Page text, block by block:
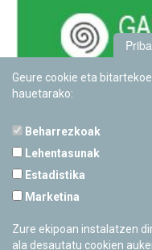
Geure cookie eta
hauetarako:
Beharrezkoak
Lehentasunak
Estadistika
Marketina
Zure ekipoan instalatzen
ala desautatu cookien